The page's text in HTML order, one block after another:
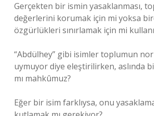
Gerçekten bir ismin yasaklanması,
değerlerini korumak için mi yoksa
özgürlükleri sınırlamak için mi
“Abdülhey” gibi isimler toplumun
uymuyor diye eleştirilirken, aslında
mı mahkûmuz?
Eğer bir isim farklıysa, onu